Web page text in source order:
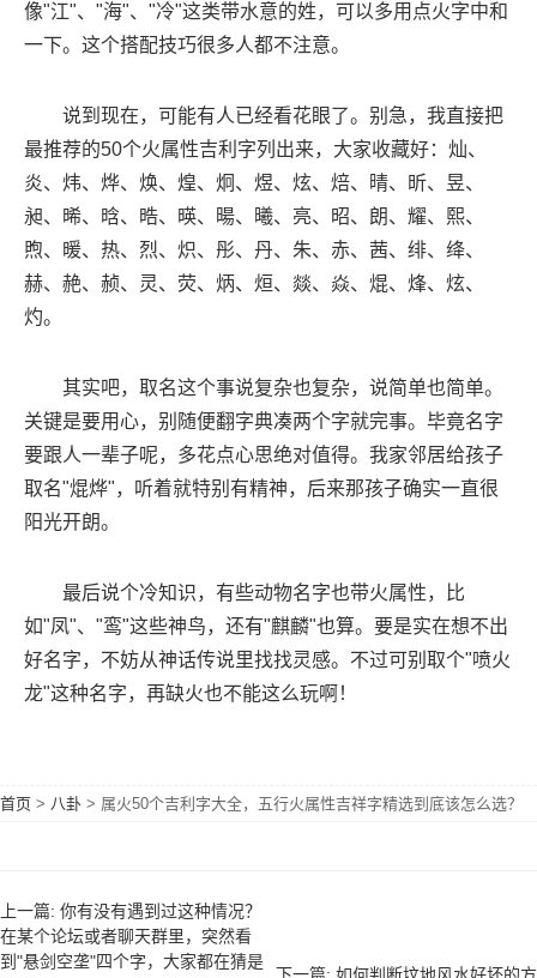
像"江"、"海"、"冷"这类带水意的姓，可以多用点火字中和
一下。这个搭配技巧很多人都不注意。
说到现在，可能有人已经看花眼了。别急，我直接把
最推荐的50个火属性吉利字列出来，大家收藏好：灿、
炎、炜、烨、焕、煌、炯、煜、炫、焙、晴、昕、昱、
昶、晞、晗、晧、暎、暘、曦、亮、昭、朗、耀、熙、
煦、暖、热、烈、炽、彤、丹、朱、赤、茜、绯、绛、
赫、赩、赪、灵、荧、炳、烜、燚、焱、焜、烽、炫、
灼。
其实吧，取名这个事说复杂也复杂，说简单也简单。
关键是要用心，别随便翻字典凑两个字就完事。毕竟名字
要跟人一辈子呢，多花点心思绝对值得。我家邻居给孩子
取名"焜烨"，听着就特别有精神，后来那孩子确实一直很
阳光开朗。
最后说个冷知识，有些动物名字也带火属性，比
如"凤"、"鸾"这些神鸟，还有"麒麟"也算。要是实在想不出
好名字，不妨从神话传说里找找灵感。不过可别取个"喷火
龙"这种名字，再缺火也不能这么玩啊！
首页 > 八卦 > 属火50个吉利字大全，五行火属性吉祥字精选到底该怎么选？
上一篇: 你有没有遇到过这种情况？
在某个论坛或者聊天群里，突然看
到"悬剑空垄"四个字，大家都在猜是
下一篇: 如何判断坟地风水好坏的方